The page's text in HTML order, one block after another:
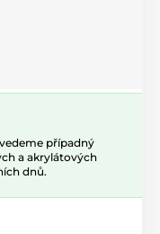
případný
a akrylátových
dnů.